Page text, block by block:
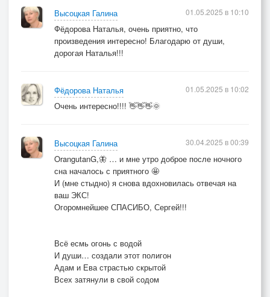
О, люди…
Свет собой приносЯщие - лаской всех обними
О, люди…
смотри
О, люди…
Смерчь ваши души сжирающий дальше вас жрать
пойдёт
О, люди…о, люди… о, люди…
Высоцкая Галина
Фёдорова Наталья, очень приятно, что
произведения интересно! Благодарю от души,
дорогая Наталья!!!
01.05.2025 в 10:10
Фёдорова Наталья
Очень интересно!!!! 👋👋👋🌞
01.05.2025 в 10:02
Высоцкая Галина
OrangutanG,🦋 … и мне утро доброе после ночного
сна началось с приятного 🤩
И (мне стыдно) я снова вдохновилась отвечая на
ваш ЭКС!
Огоромнейшее СПАСИБО, Сергей!!!
Всё есмь огонь с водой
И души… создали этот полигон
Адам и Ева страстью скрытой
Всех затянули в свой содом
30.04.2025 в 00:39